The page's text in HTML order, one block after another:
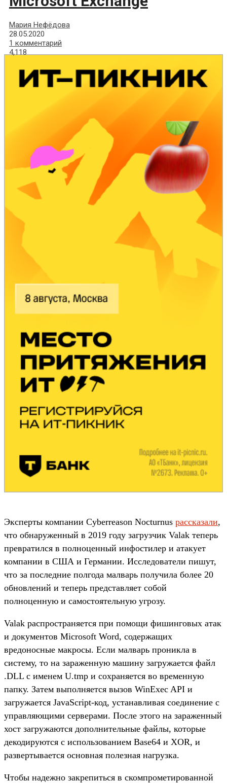
Мария Нефёдова
28.05.2020
1 комментарий
4,118
Эксперты компании Cyberreason Nocturnus рассказали,
что обнаруженный в 2019 году загрузчик Valak теперь
превратился в полноценный инфостилер и атакует
компании в США и Германии. Исследователи пишут,
что за последние полгода малварь получила более 20
обновлений и теперь представляет собой
полноценную и самостоятельную угрозу.
Valak распространяется при помощи фишинговых атак
и документов Microsoft Word, содержащих
вредоносные макросы. Если малварь проникла в
систему, то на зараженную машину загружается файл
.DLL с именем U.tmp­ и сохраняется во временную
папку. Затем выполняется вызов WinExec API и
загружается JavaScript-код, устанавливая соединение с
управляющими серверами. После этого на зараженный
хост загружаются дополнительные файлы, которые
декодируются с использованием Base64 и XOR, и
развертывается основная полезная нагрузка.
Чтобы надежно закрепиться в скомпрометированной